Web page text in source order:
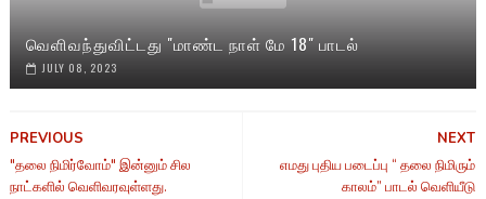
வெளிவந்துவிட்டது "மாண்ட நாள் மே 18" பாடல்
JULY 08, 2023
NEXT
எமது புதிய படைப்பு “ தலை நிமிரும்
காலம்” பாடல் வெளியீடு
PREVIOUS
"தலை நிமிர்வோம்" இன்னும் சில
நாட்களில் வெளிவரவுள்ளது.